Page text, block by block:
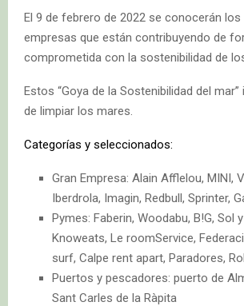
El 9 de febrero de 2022 se conocerán
empresas que están contribuyendo de
comprometida con la sostenibilidad de
Estos “Goya de la Sostenibilidad del
de limpiar los mares.
Categorías y seleccionados:
Gran Empresa: Alain Afflelou, MINI,
Iberdrola, Imagin, Redbull, Sprinter,
Pymes: Faberin, Woodabu, B!G, Sol
Knoweats, Le roomService,
surf, Calpe rent apart, Paradores,
Puertos y pescadores: puerto de
Sant Carles de la Ràpita